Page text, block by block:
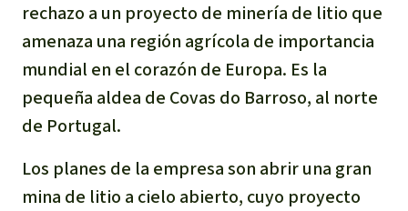
Landgrabbing
Granjas Industriales
Defensoras y Defensores
rechazo a un proyecto de minería de litio que
amenaza una región agrícola de importancia
mundial en el corazón de Europa. Es la
pequeña aldea de Covas do Barroso, al norte
de Portugal.
Los planes de la empresa son abrir una gran
mina de litio a cielo abierto, cuyo proyecto